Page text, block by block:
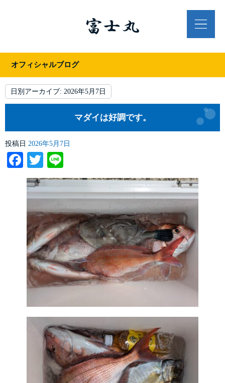
オフィシャルブログ
日別アーカイブ: 2026年5月7日
マダイは好調です。
投稿日 2026年5月7日
Facebook
Twitter